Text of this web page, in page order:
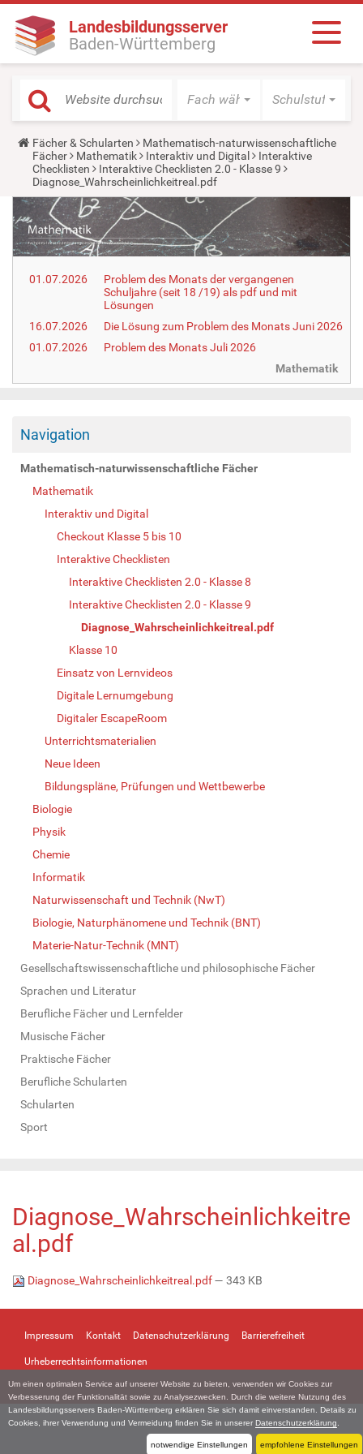
Um einen optimalen Service auf unserer Website zu bieten, verwenden wir Cookies zur
Verbesserung der Funktionalität sowie zu Analysezwecken. Durch die weitere Nutzung des
Landesbildungsservers Baden-Württemberg erklären Sie sich damit einverstanden. Details zu
Cookies, ihrer Verwendung und Vermeidung finden Sie in unserer Datenschutzerklärung
notwendige Einstellungen empfohlene Einstellungen
Landesbildungsserver
Baden-Württemberg
Fach wählen Schulstufe
Y
o
u
a
r
e
h
e
r
e
Fächer & Schularten
Mathematisch-naturwissenschaftliche
Fächer
Mathematik Interaktiv und Digital
Interaktive
Checklisten
Interaktive Checklisten 2.0 - Klasse 9
Diagnose_Wahrscheinlichkeitreal.pdf
01.07.2026
Problem des Monats der vergangenen
Schuljahre (seit 18 /19) als pdf und mit
Lösungen
16.07.2026
Die Lösung zum Problem des Monats Juni 2026
01.07.2026
Problem des Monats Juli 2026
Mathematik
Navigation
Mathematisch-naturwissenschaftliche Fächer
Mathematik
Interaktiv und Digital
Checkout Klasse 5 bis 10
Interaktive Checklisten
Interaktive Checklisten 2.0 - Klasse 8
Interaktive Checklisten 2.0 - Klasse 9
Diagnose_Wahrscheinlichkeitreal.pdf
Klasse 10
Einsatz von Lernvideos
Digitale Lernumgebung
Digitaler EscapeRoom
Unterrichtsmaterialien
Neue Ideen
Bildungspläne, Prüfungen und Wettbewerbe
Biologie
Physik
Chemie
Informatik
Naturwissenschaft und Technik (NwT)
Biologie, Naturphänomene und Technik (BNT)
Materie-Natur-Technik (MNT)
Gesellschaftswissenschaftliche und philosophische Fächer
Sprachen und Literatur
Berufliche Fächer und Lernfelder
Musische Fächer
Praktische Fächer
Berufliche Schularten
Schularten
Sport
Diagnose_Wahrscheinlichkeitre
al.pdf
Diagnose_Wahrscheinlichkeitreal.pdf— 343 KB
Impressum Kontakt Datenschutzerklärung Barrierefreiheit
Urheberrechtsinformationen